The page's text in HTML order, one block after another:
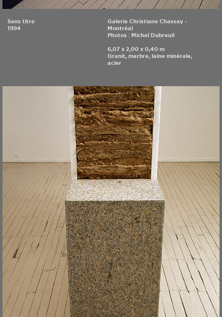
Sans titre
1994
Galerie Christiane Chassay -
Montréal
Photos : Michel Dubreuil
6,07 x 2,00 x 0,40 m
Granit, marbre, laine minérale,
acier